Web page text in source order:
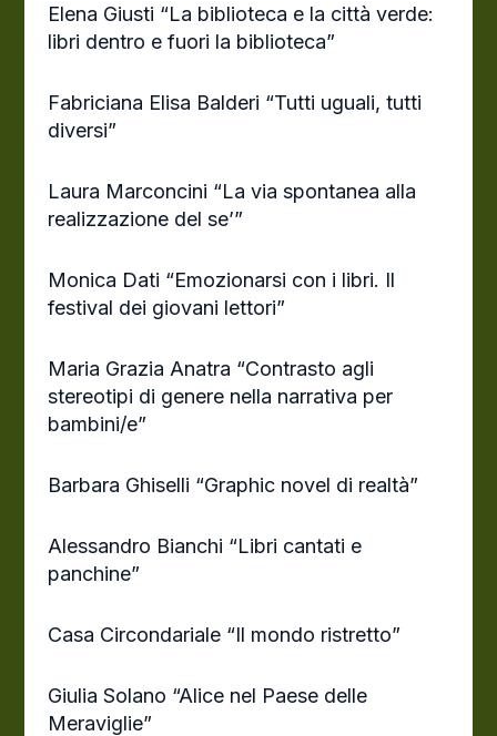
Elena Giusti “La biblioteca e la città verde:
libri dentro e fuori la biblioteca”
Fabriciana Elisa Balderi “Tutti uguali, tutti
diversi”
Laura Marconcini “La via spontanea alla
realizzazione del se’”
Monica Dati “Emozionarsi con i libri. Il
festival dei giovani lettori”
Maria Grazia Anatra “Contrasto agli
stereotipi di genere nella narrativa per
bambini/e”
Barbara Ghiselli “Graphic novel di realtà”
Alessandro Bianchi “Libri cantati e
panchine”
Casa Circondariale “Il mondo ristretto”
Giulia Solano “Alice nel Paese delle
Meraviglie”